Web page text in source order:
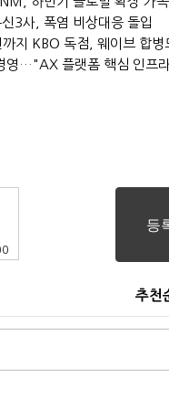
3사, 폭염 비상대응 돌입
추천